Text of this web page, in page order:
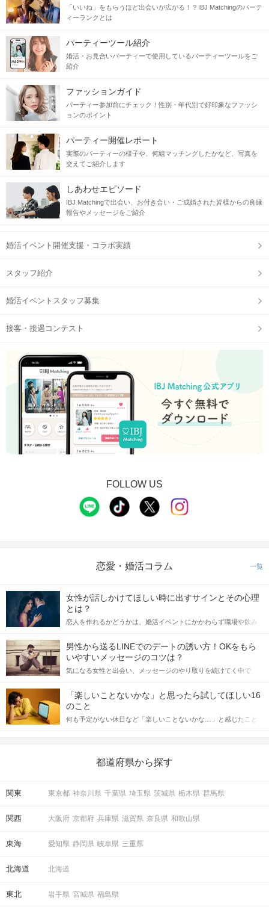
＼新年から素敵な人と出会いたい／
＆
身なりに気を遣うリードしたい男性
●犬山の観光地を自由に楽しむ●
【犬山城下町】【三光稲荷神社】
江戸時代の面影を残す町並みで食べ歩きをしよう
●わかりやすく楽しめるルートが魅力●
まずは真っすぐ伸びる一本道の城下町で食べ歩き。
その先にある稲荷神社に着いたら参拝・おみくじを♪
最後は木曽川の流れと天守が美しい犬山城へ。
「次は２人で犬山に来れたらいいなぁ！」
当日の流れ
✓自由度が高く！好きな時間まで楽しめる
✓グループ行動によって男女関係なく仲良くなれる
✓周囲を気にせず自然な形で出会える
イベントの流れ
STEP1 受付開始
「いいね」をもらうほど出会いが広がる！？IBJ Matchingのパーテ
ィーランクとは
パーティーツール紹介
婚活・お見合いパーティーで使用しているパーティーツールをご
紹介
ファッションガイド
パーティー参加前にチェック！性別・年代別で好印象なファッシ
ョンのポイント
パーティー開催レポート
実際のパーティーの様子や、何組マッチングしたかなど、写真を
交えてご紹介します
しあわせエピソード
IBJ Matchingで出会い、お付き合い・ご成婚された皆様からの良縁
報告やメッセージをご紹介
婚活イベント開催支援・コラボ実績
スタッフ紹介
婚活イベントスタッフ募集
接客・接遇コンテスト
FOLLOW US
恋愛・婚活コラム 一覧
女性が話しかけてほしい時に出すサインとその心理
とは？
恋人を作れるかどうかは、婚活イベントにかかわらず職場や飲み
てアプローチできるかにも左右されます。 これから恋人作りを本
格的に始めようとしている方は、女性が異性を求めて出すサイン
をしっかりと理解し、正しい行動に移せるかどうかが重要。 この
記事では、女性が話しかけて欲しい時に出すサインとその心理を
合にどのような行動に繋げるべきかをご紹介していきます。
男性から送るLINEでのデートの誘い方！OKをもら
いやすいメッセージのコツは？
気になる女性と出会い、メッセージのやり取りを続けてく中で
しかし、中には「どう誘ったらいいの？」とお困りの男性もいら
っしゃるのではないでしょうか。 そこで今回は、男性から女性へ
送るLINEでのデートの誘い方のコツをご紹介します。例文も混じ
えながら解説するので、ぜひ参考にしてください。
「楽しいことないかな」と思ったら試してほしい16
のこと
何も予定がない休日など「楽しいことないかな…」と感じたこと
の楽しいことアイデアを集めました♪ いままさに楽しいことを探し
都道府県から探す
関東 東京都 神奈川県 千葉県 埼玉県 茨城県 栃木県 群馬県
関西 大阪府 京都府 兵庫県 滋賀県 奈良県 和歌山県
東海 愛知県 静岡県 岐阜県 三重県
北海道 北海道
東北 岩手県 宮城県 福島県